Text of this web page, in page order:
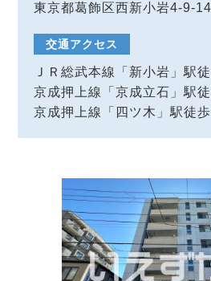
東京都葛飾区西新小岩4-9-14
交通アクセス
ＪＲ総武本線「新小岩」駅
京成押上線「京成立石」駅
京成押上線「四ツ木」駅徒